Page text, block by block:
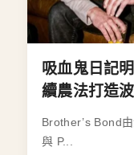
吸血鬼日記
續農法打造
Brother’s Bond
與 P...